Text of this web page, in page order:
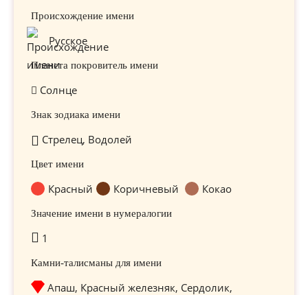
Происхождение имени
Русское
Планета покровитель имени
Солнце
Знак зодиака имени
Стрелец, Водолей
Цвет имени
Красный Коричневый Кокао
Значение имени в нумералогии
1
Камни-талисманы для имени
Апаш, Красный железняк, Сердолик,